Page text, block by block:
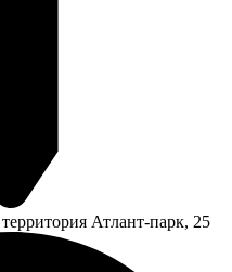
Атлант-парк, 25